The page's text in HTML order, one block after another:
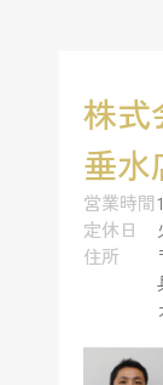
株式
垂水
営業時間
定休日
住所